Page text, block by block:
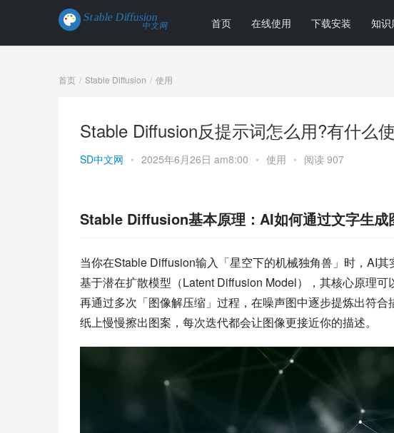
首页 在线使用 下载安装 知识
首页 Stable Diffusion 使用
Stable Diffusion反提示词怎么用?有什么
SD中文网 • 2025年6月26日 am8:00 • 使用 • 阅读 907
Stable Diffusion基本原理：AI如何通过文字生成
当你在Stable Diffusion输入「星空下的机械独角兽」时，AI其
基于潜在扩散模型（Latent Diffusion Model），其核心原理可
再通过多次「图像解压缩」过程，在噪声图中逐步提炼出符
纸上慢慢擦出图案，每次迭代都会让图像更接近你的描述。